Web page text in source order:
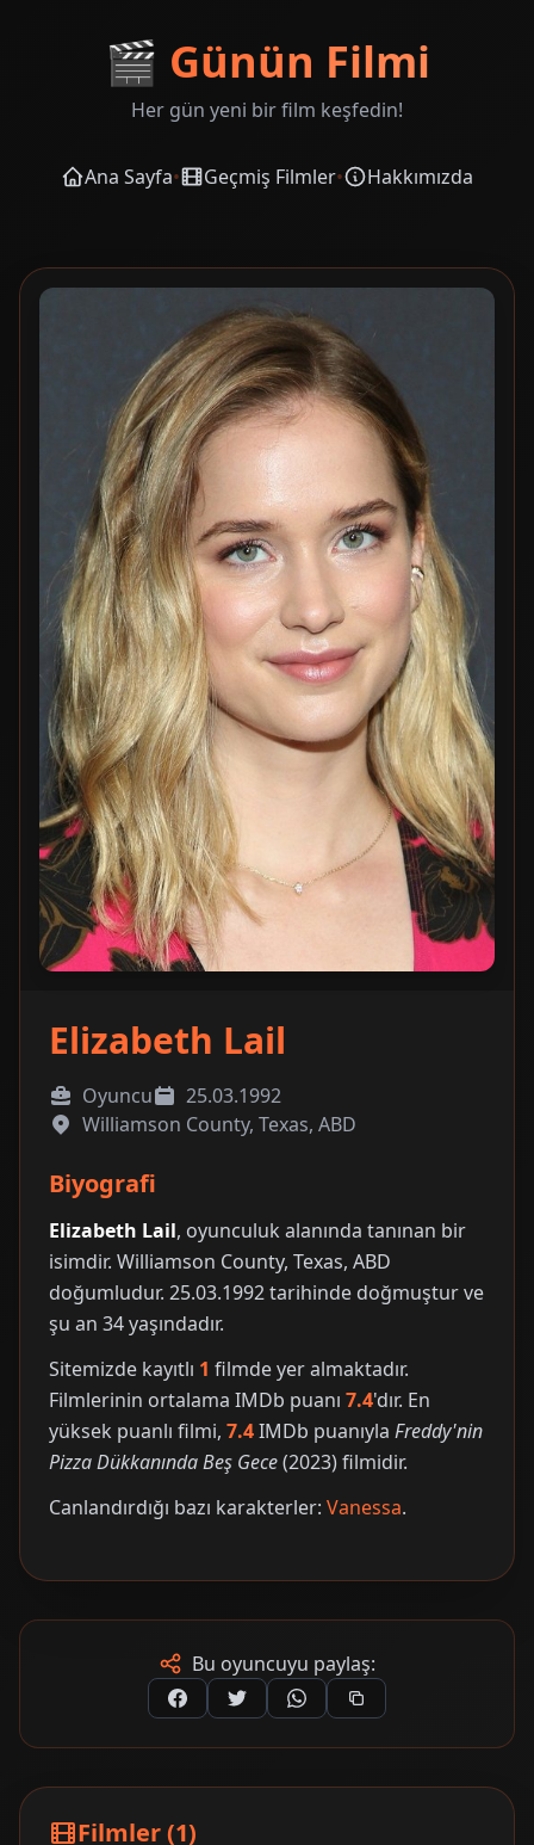
🎬 Günün Filmi
Her gün yeni bir film keşfedin!
Ana Sayfa• Geçmiş Filmler• Hakkımızda
Elizabeth Lail
Oyuncu
25.03.1992
Williamson County, Texas, ABD
Biyografi
Elizabeth Lail, oyunculuk alanında tanınan bir
isimdir. Williamson County, Texas, ABD
doğumludur. 25.03.1992 tarihinde doğmuştur ve
şu an 34 yaşındadır.
Sitemizde kayıtlı 1 filmde yer almaktadır.
Filmlerinin ortalama IMDb puanı 7.4'dır. En
yüksek puanlı filmi, 7.4IMDb puanıyla Freddy'nin
Pizza Dükkanında Beş Gece(2023) filmidir.
Canlandırdığı bazı karakterler: Vanessa.
Bu oyuncuyu paylaş:
Filmler (1)